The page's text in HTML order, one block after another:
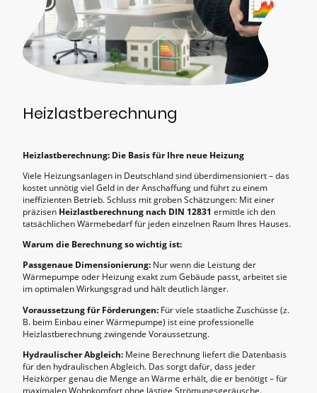
Heizlastberechnung
Heizlastberechnung: Die Basis für Ihre neue Heizung
Viele Heizungsanlagen in Deutschland sind überdimensioniert – das
kostet unnötig viel Geld in der Anschaffung und führt zu einem
ineffizienten Betrieb. Schluss mit groben Schätzungen: Mit einer
präzisen Heizlastberechnung nach DIN 12831 ermittle ich den
tatsächlichen Wärmebedarf für jeden einzelnen Raum Ihres Hauses.
Warum die Berechnung so wichtig ist:
Passgenaue Dimensionierung: Nur wenn die Leistung der
Wärmepumpe oder Heizung exakt zum Gebäude passt, arbeitet sie
im optimalen Wirkungsgrad und hält deutlich länger.
Voraussetzung für Förderungen: Für viele staatliche Zuschüsse (z.
B. beim Einbau einer Wärmepumpe) ist eine professionelle
Heizlastberechnung zwingende Voraussetzung.
Hydraulischer Abgleich: Meine Berechnung liefert die Datenbasis
für den hydraulischen Abgleich. Das sorgt dafür, dass jeder
Heizkörper genau die Menge an Wärme erhält, die er benötigt – für
maximalen Wohnkomfort ohne lästige Strömungsgeräusche.